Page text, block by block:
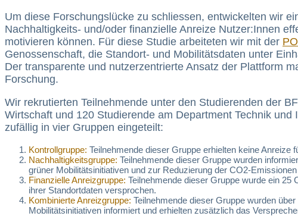
Um diese Forschungslücke zu schliessen, entwickelten wir
Nachhaltigkeits- und/oder finanzielle Anreize Nutzer:Innen
motivieren können. Für diese Studie arbeiteten wir mit der
Genossenschaft, die Standort- und Mobilitätsdaten unter
Der transparente und nutzerzentrierte Ansatz der Plattform
Forschung.
Wir rekrutierten Teilnehmende unter den Studierenden der
Wirtschaft und 120 Studierende am Department Technik
zufällig in vier Gruppen eingeteilt:
Kontrollgruppe: Teilnehmende dieser Gruppe erhielten keine Anreize
Nachhaltigkeitsgruppe: Teilnehmende dieser Gruppe wurden
grüner Mobilitätsinitiativen und zur Reduzierung der CO2-
Finanzielle Anreizgruppe: Teilnehmende dieser Gruppe wurde ein 25
ihrer Standortdaten versprochen.
Kombinierte Anreizgruppe: Teilnehmende dieser Gruppe wurden
Mobilitätsinitiativen informiert und erhielten zusätzlich das